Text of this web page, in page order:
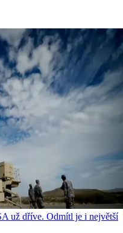
už dříve. Odmítl je i největší